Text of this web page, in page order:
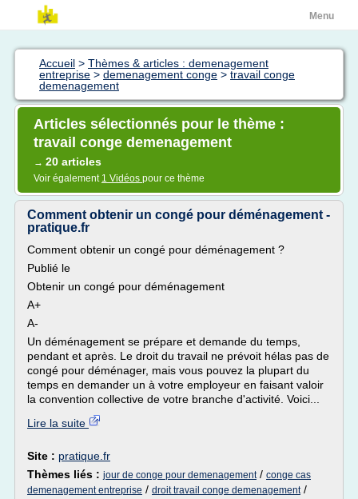
Menu
Accueil > Thèmes & articles : demenagement
entreprise > demenagement conge > travail conge
demenagement
Articles sélectionnés pour le thème :
travail conge demenagement
→ 20 articles
Voir également 1 Vidéos pour ce thème
Comment obtenir un congé pour déménagement -
pratique.fr
Comment obtenir un congé pour déménagement ?
Publié le
Obtenir un congé pour déménagement
A+
A-
Un déménagement se prépare et demande du temps,
pendant et après. Le droit du travail ne prévoit hélas pas de
congé pour déménager, mais vous pouvez la plupart du
temps en demander un à votre employeur en faisant valoir
la convention collective de votre branche d'activité. Voici...
Lire la suite
Site : pratique.fr
Thèmes liés : jour de conge pour demenagement/ conge cas
demenagement entreprise / droit travail conge demenagement/